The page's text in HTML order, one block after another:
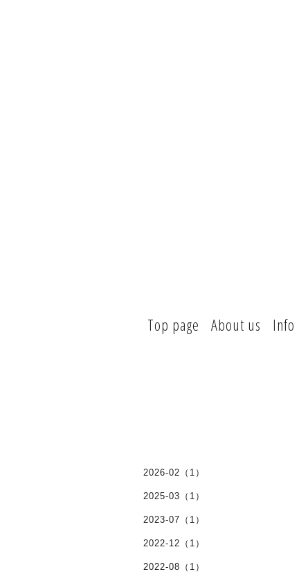
Top page About us Info
2026-02（1）
2025-03（1）
2023-07（1）
2022-12（1）
2022-08（1）